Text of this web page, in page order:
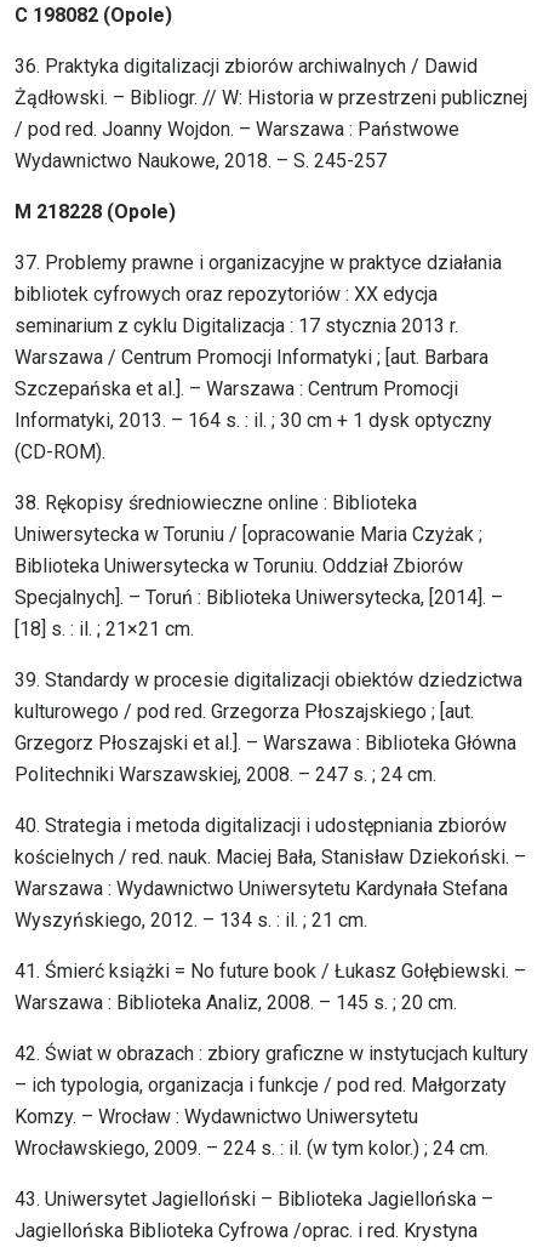
C 198082 (Opole)
36. Praktyka digitalizacji zbiorów archiwalnych / Dawid
Żądłowski. – Bibliogr. // W: Historia w przestrzeni publicznej
/ pod red. Joanny Wojdon. – Warszawa : Państwowe
Wydawnictwo Naukowe, 2018. – S. 245-257
M 218228 (Opole)
37. Problemy prawne i organizacyjne w praktyce działania
bibliotek cyfrowych oraz repozytoriów : XX edycja
seminarium z cyklu Digitalizacja : 17 stycznia 2013 r.
Warszawa / Centrum Promocji Informatyki ; [aut. Barbara
Szczepańska et al.]. – Warszawa : Centrum Promocji
Informatyki, 2013. – 164 s. : il. ; 30 cm + 1 dysk optyczny
(CD-ROM).
38. Rękopisy średniowieczne online : Biblioteka
Uniwersytecka w Toruniu / [opracowanie Maria Czyżak ;
Biblioteka Uniwersytecka w Toruniu. Oddział Zbiorów
Specjalnych]. – Toruń : Biblioteka Uniwersytecka, [2014]. –
[18] s. : il. ; 21×21 cm.
39. Standardy w procesie digitalizacji obiektów dziedzictwa
kulturowego / pod red. Grzegorza Płoszajskiego ; [aut.
Grzegorz Płoszajski et al.]. – Warszawa : Biblioteka Główna
Politechniki Warszawskiej, 2008. – 247 s. ; 24 cm.
40. Strategia i metoda digitalizacji i udostępniania zbiorów
kościelnych / red. nauk. Maciej Bała, Stanisław Dziekoński. –
Warszawa : Wydawnictwo Uniwersytetu Kardynała Stefana
Wyszyńskiego, 2012. – 134 s. : il. ; 21 cm.
41. Śmierć książki = No future book / Łukasz Gołębiewski. –
Warszawa : Biblioteka Analiz, 2008. – 145 s. ; 20 cm.
42. Świat w obrazach : zbiory graficzne w instytucjach kultury
– ich typologia, organizacja i funkcje / pod red. Małgorzaty
Komzy. – Wrocław : Wydawnictwo Uniwersytetu
Wrocławskiego, 2009. – 224 s. : il. (w tym kolor.) ; 24 cm.
43. Uniwersytet Jagielloński – Biblioteka Jagiellońska –
Jagiellońska Biblioteka Cyfrowa /oprac. i red. Krystyna